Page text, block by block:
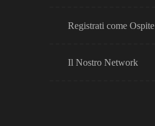
Registrati come Ospite
Il Nostro Network